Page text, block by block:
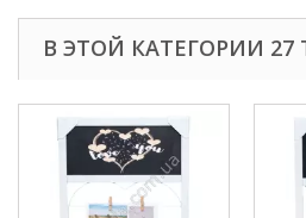
В ЭТОЙ КАТЕГОРИИ 27